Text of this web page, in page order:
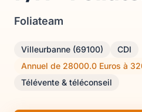
Foliateam
Villeurbanne (69100)
CDI
Annuel de 28000.0 Euros à
Télévente & téléconseil